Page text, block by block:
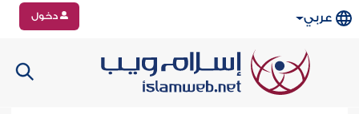
عربي دخول